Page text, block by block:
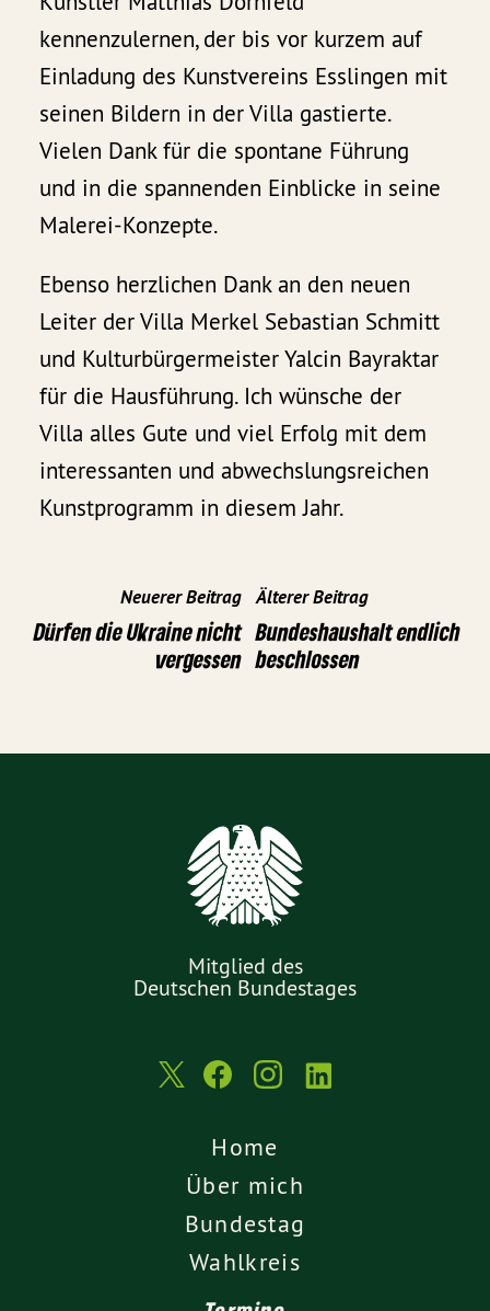
kennenzulernen, der bis vor kurzem auf
Einladung des Kunstvereins Esslingen mit
seinen Bildern in der Villa gastierte.
Vielen Dank für die spontane Führung
und in die spannenden Einblicke in seine
Malerei-Konzepte.
Ebenso herzlichen Dank an den neuen
Leiter der Villa Merkel Sebastian Schmitt
und Kulturbürgermeister Yalcin Bayraktar
für die Hausführung. Ich wünsche der
Villa alles Gute und viel Erfolg mit dem
interessanten und abwechslungsreichen
Kunstprogramm in diesem Jahr.
Neuerer Beitrag
Dürfen die Ukraine nicht
vergessen
Älterer Beitrag
Bundeshaushalt endlich
beschlossen
Mitglied des
Deutschen Bundestages
Home
Über mich
Bundestag
Wahlkreis